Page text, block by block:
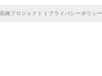
織プロジェクト | プライバシーポリシー